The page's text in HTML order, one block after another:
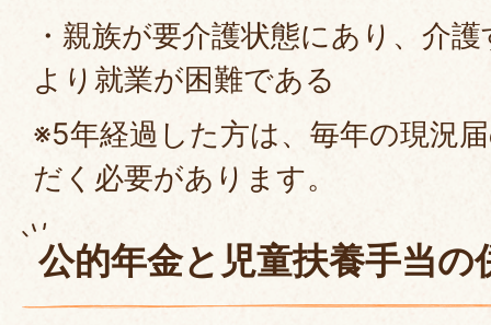
・親族が要介護状態にあり、介
より就業が困難である
※5年経過した方は、毎年の現況
だく必要があります。
公的年金と児童扶養手当の